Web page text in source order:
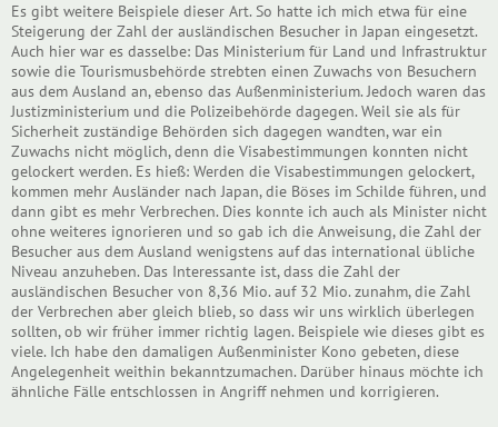
Es gibt weitere Beispiele dieser Art. So hatte ich mich etwa für eine
Steigerung der Zahl der ausländischen Besucher in Japan eingesetzt.
Auch hier war es dasselbe: Das Ministerium für Land und Infrastruktur
sowie die Tourismusbehörde strebten einen Zuwachs von Besuchern
aus dem Ausland an, ebenso das Außenministerium. Jedoch waren das
Justizministerium und die Polizeibehörde dagegen. Weil sie als für
Sicherheit zuständige Behörden sich dagegen wandten, war ein
Zuwachs nicht möglich, denn die Visabestimmungen konnten nicht
gelockert werden. Es hieß: Werden die Visabestimmungen gelockert,
kommen mehr Ausländer nach Japan, die Böses im Schilde führen, und
dann gibt es mehr Verbrechen. Dies konnte ich auch als Minister nicht
ohne weiteres ignorieren und so gab ich die Anweisung, die Zahl der
Besucher aus dem Ausland wenigstens auf das international übliche
Niveau anzuheben. Das Interessante ist, dass die Zahl der
ausländischen Besucher von 8,36 Mio. auf 32 Mio. zunahm, die Zahl
der Verbrechen aber gleich blieb, so dass wir uns wirklich überlegen
sollten, ob wir früher immer richtig lagen. Beispiele wie dieses gibt es
viele. Ich habe den damaligen Außenminister Kono gebeten, diese
Angelegenheit weithin bekanntzumachen. Darüber hinaus möchte ich
ähnliche Fälle entschlossen in Angriff nehmen und korrigieren.